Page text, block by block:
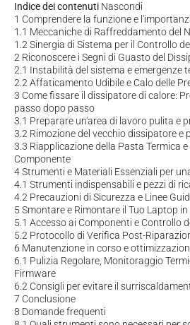
Indice dei contenuti Nascondi
1 Comprendere la funzione e
1.1 Meccaniche di Raffreddamento del
1.2Sinergia di Sistema per il Controllo
2 Riconoscere i Segni di Guasto del
2.1 Instabilità del sistema e emergenze
2.2Affaticamento Udibile e Calo delle
3 Come fissare il dissipatore di calore:
passo dopo passo
3.1 Preparare un'area di lavoro pulita e
3.2 Rimozione del vecchio dissipatore e
3.3 Riapplicazione della Pasta Termica
Componente
4Strumenti e Materiali Essenziali per
4.1 Strumenti indispensabili e pezzi di
4.2 Precauzioni di Sicurezza e Linee
5 Smontare e Rimontare il Tuo Laptop
5.1 Accesso ai Componenti e Controllo
5.2 Protocollo di Verifica Post-
6 Manutenzione in corso e
6.1 Pulizia Regolare, Monitoraggio
Firmware
6.2 Consigli per evitare il
7 Conclusione
8 Domande frequenti